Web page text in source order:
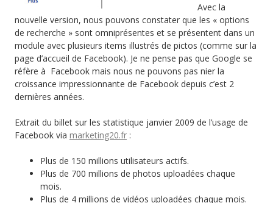
Avec la
nouvelle version, nous pouvons constater que les « options
de recherche » sont omniprésentes et se présentent dans un
module avec plusieurs items illustrés de pictos (comme sur la
page d’accueil de Facebook). Je ne pense pas que Google se
réfère à Facebook mais nous ne pouvons pas nier la
croissance impressionnante de Facebook depuis c’est 2
dernières années.
Extrait du billet sur les statistique janvier 2009 de l’usage de
Facebook via marketing20.fr :
Plus de 150 millions utilisateurs actifs.
Plus de 700 millions de photos uploadées chaque
mois.
Plus de 4 millions de vidéos uploadées chaque mois.